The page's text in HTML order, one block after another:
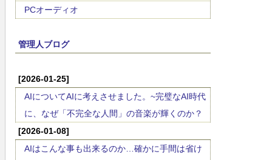
PCオーディオ
管理人ブログ
[2026-01-25]
AIについてAIに考えさせました。~完璧なAI時代
に、なぜ「不完全な人間」の音楽が輝くのか？
[2026-01-08]
AIはこんな事も出来るのか…確かに手間は省け